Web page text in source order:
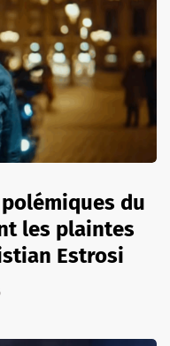
du
les plaintes
Estrosi